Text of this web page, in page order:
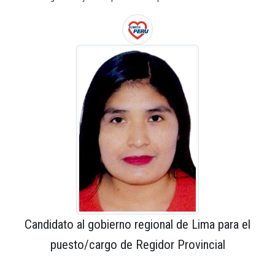
Candidato al gobierno regional de Lima para el
puesto/cargo de Regidor Provincial